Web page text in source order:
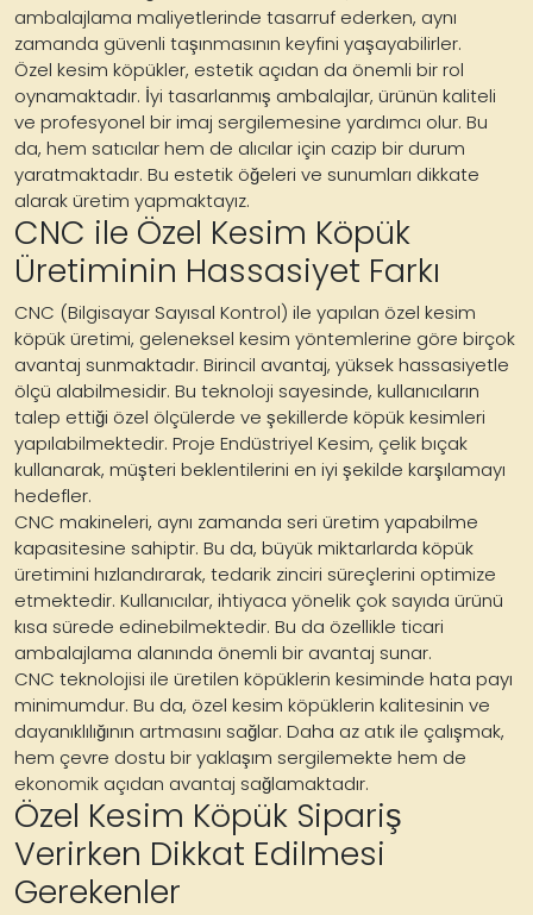
ambalajlama maliyetlerinde tasarruf ederken, aynı
zamanda güvenli taşınmasının keyfini yaşayabilirler.
Özel kesim köpükler, estetik açıdan da önemli bir rol
oynamaktadır. İyi tasarlanmış ambalajlar, ürünün kaliteli
ve profesyonel bir imaj sergilemesine yardımcı olur. Bu
da, hem satıcılar hem de alıcılar için cazip bir durum
yaratmaktadır. Bu estetik öğeleri ve sunumları dikkate
alarak üretim yapmaktayız.
CNC ile Özel Kesim Köpük
Üretiminin Hassasiyet Farkı
CNC (Bilgisayar Sayısal Kontrol) ile yapılan özel kesim
köpük üretimi, geleneksel kesim yöntemlerine göre birçok
avantaj sunmaktadır. Birincil avantaj, yüksek hassasiyetle
ölçü alabilmesidir. Bu teknoloji sayesinde, kullanıcıların
talep ettiği özel ölçülerde ve şekillerde köpük kesimleri
yapılabilmektedir. Proje Endüstriyel Kesim, çelik bıçak
kullanarak, müşteri beklentilerini en iyi şekilde karşılamayı
hedefler.
CNC makineleri, aynı zamanda seri üretim yapabilme
kapasitesine sahiptir. Bu da, büyük miktarlarda köpük
üretimini hızlandırarak, tedarik zinciri süreçlerini optimize
etmektedir. Kullanıcılar, ihtiyaca yönelik çok sayıda ürünü
kısa sürede edinebilmektedir. Bu da özellikle ticari
ambalajlama alanında önemli bir avantaj sunar.
CNC teknolojisi ile üretilen köpüklerin kesiminde hata payı
minimumdur. Bu da, özel kesim köpüklerin kalitesinin ve
dayanıklılığının artmasını sağlar. Daha az atık ile çalışmak,
hem çevre dostu bir yaklaşım sergilemekte hem de
ekonomik açıdan avantaj sağlamaktadır.
Özel Kesim Köpük Sipariş
Verirken Dikkat Edilmesi
Gerekenler